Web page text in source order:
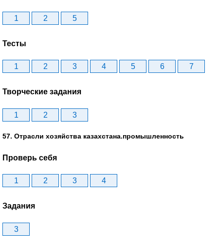
1 2 5
Тесты
1 2 3 4 5 6 7
Творческие задания
1 2 3
57. Отрасли хозяйства казахстана.промышленность
Проверь себя
1 2 3 4
Задания
3